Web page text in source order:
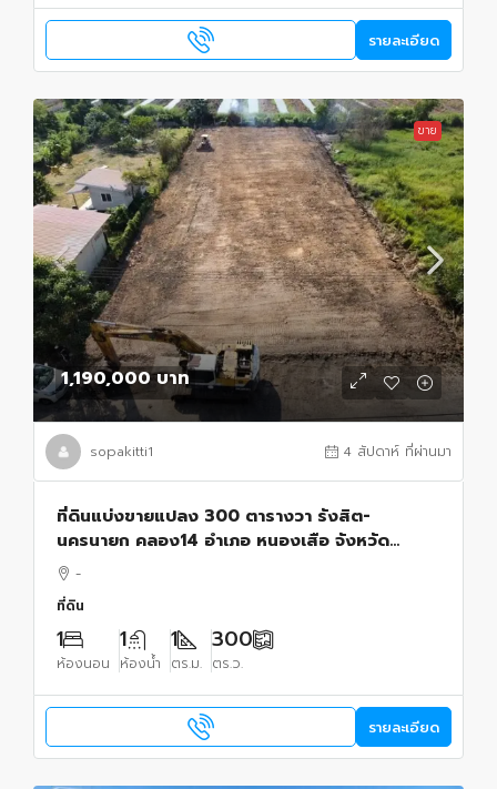
รายละเอียด
ขาย
1,190,000 บาท
sopakitti1 4 สัปดาห์ ที่ผ่านมา
ที่ดินแบ่งขายแปลง 300 ตารางวา รังสิต-
นครนายก คลอง14 อำเภอ หนองเสือ จังหวัด
ปทุมธานี
-
ที่ดิน
1
ห้องนอน
1
ห้องน้ำ
1
ตร.ม.
300
ตร.ว.
รายละเอียด